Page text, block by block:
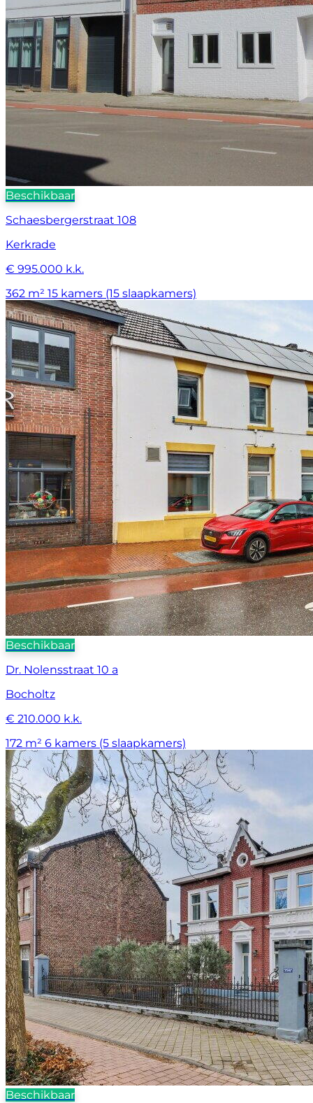
Beschikbaar
Schaesbergerstraat 108
Kerkrade
€ 995.000 k.k.
362 m² 15 kamers (15 slaapkamers)
Beschikbaar
Dr. Nolensstraat 10 a
Bocholtz
€ 210.000 k.k.
172 m² 6 kamers (5 slaapkamers)
Beschikbaar